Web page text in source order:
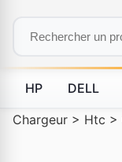
HP DELL
Chargeur > Htc >